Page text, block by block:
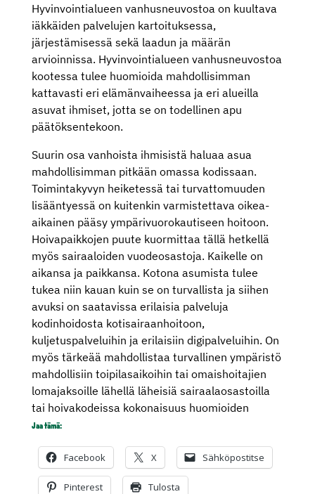
Hyvinvointialueen vanhusneuvostoa on kuultava
iäkkäiden palvelujen kartoituksessa,
järjestämisessä sekä laadun ja määrän
arvioinnissa. Hyvinvointialueen vanhusneuvostoa
kootessa tulee huomioida mahdollisimman
kattavasti eri elämänvaiheessa ja eri alueilla
asuvat ihmiset, jotta se on todellinen apu
päätöksentekoon.
Suurin osa vanhoista ihmisistä haluaa asua
mahdollisimman pitkään omassa kodissaan.
Toimintakyvyn heiketessä tai turvattomuuden
lisääntyessä on kuitenkin varmistettava oikea-
aikainen pääsy ympärivuorokautiseen hoitoon.
Hoivapaikkojen puute kuormittaa tällä hetkellä
myös sairaaloiden vuodeosastoja. Kaikelle on
aikansa ja paikkansa. Kotona asumista tulee
tukea niin kauan kuin se on turvallista ja siihen
avuksi on saatavissa erilaisia palveluja
kodinhoidosta kotisairaanhoitoon,
kuljetuspalveluihin ja erilaisiin digipalveluihin. On
myös tärkeää mahdollistaa turvallinen ympäristö
mahdollisiin toipilasaikoihin tai omaishoitajien
lomajaksoille lähellä läheisiä sairaalaosastoilla
tai hoivakodeissa kokonaisuus huomioiden
Jaa tämä:
Facebook X Sähköpostitse
Pinterest Tulosta